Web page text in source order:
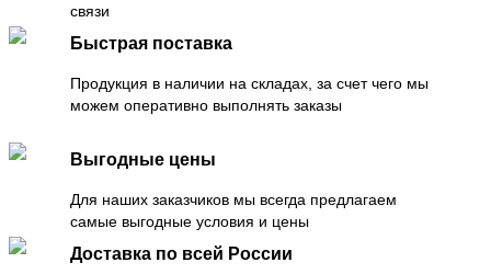
связи
Быстрая поставка
Продукция в наличии на складах, за счет чего мы
можем оперативно выполнять заказы
Выгодные цены
Для наших заказчиков мы всегда предлагаем
самые выгодные условия и цены
Доставка по всей России